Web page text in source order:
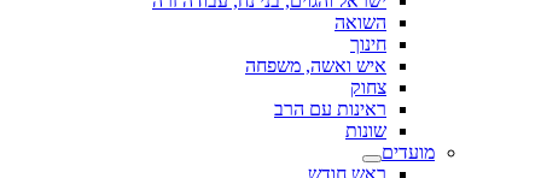
השואה
חינוך
איש ואשה, משפחה
צחוק
ראינות עם הרב
שונות
מועדים
ראש חודש